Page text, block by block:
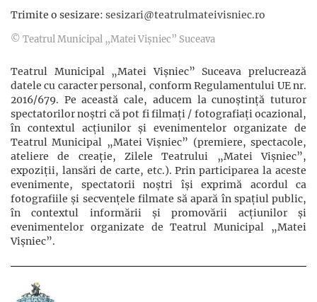
Trimite o sesizare: sesizari@teatrulmateivisniec.ro
© Teatrul Municipal „Matei Vișniec” Suceava
Teatrul Municipal „Matei Vișniec” Suceava prelucrează
datele cu caracter personal, conform Regulamentului UE nr.
2016/679. Pe această cale, aducem la cunoștință tuturor
spectatorilor noștri că pot fi filmaţi / fotografiaţi ocazional,
în contextul acţiunilor şi evenimentelor organizate de
Teatrul Municipal „Matei Vișniec” (premiere, spectacole,
ateliere de creație, Zilele Teatrului „Matei Vișniec”,
expoziții, lansări de carte, etc.). Prin participarea la aceste
evenimente, spectatorii noștri își exprimă acordul ca
fotografiile și secvențele filmate să apară în spațiul public,
în contextul informării și promovării acţiunilor şi
evenimentelor organizate de Teatrul Municipal „Matei
Vișniec”.